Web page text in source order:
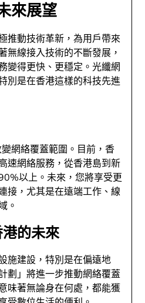
來展望
推動技術革新，為用戶帶來
無線接入技術的不斷發展，
變得更快、更穩定。光纖網
別是在香港這樣的科技先進
網絡覆蓋範圍。目前，香
速網絡服務，從香港島到新
以上。未來，您將享受更
接，尤其是在遠端工作、線
。
的未來
施建設，特別是在偏遠地
劃」將進一步推動網絡覆蓋
味著無論身在何處，都能獲